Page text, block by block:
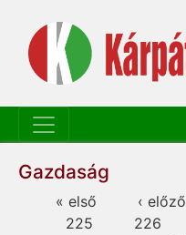
Gazdaság
Oldalak« első ‹ előző
225
226